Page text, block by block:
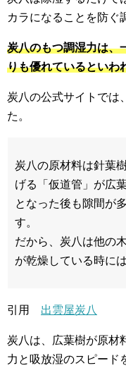
カラになることを防ぐ
炭八のもつ調湿力は、
りも優れているといわ
炭八の公式サイトでは
た。
炭八の原材料は針葉
げる「仮道管」が広
となった後も隙間が
す。
だから、炭八は他の
が乾燥している時に
引用 出雲屋炭八
炭八は、広葉樹が原材
力と吸放湿のスピード